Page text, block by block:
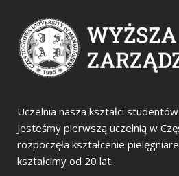
Uczelnia nasza kształci
Jesteśmy pierwszą uczelnią w
rozpoczęła kształcenie
kształcimy od 20 lat.